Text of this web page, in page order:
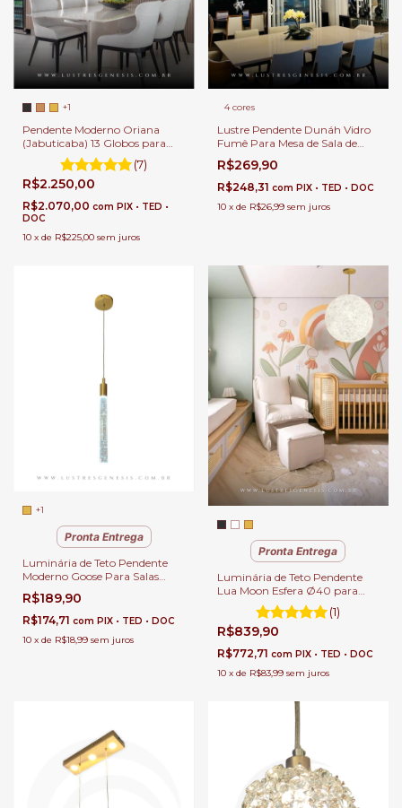
+1
Pendente Moderno Oriana
(Jabuticaba) 13 Globos para
Sala de Jantar e Ambientes
Gourmet
(7)
R$2.250,00
R$2.070,00 com PIX • TED •
DOC
10 x de R$225,00 sem juros
4 cores
Lustre Pendente Dunáh Vidro
Fumê Para Mesa de Sala de
Jantar.
R$269,90
R$248,31 com PIX • TED • DOC
10 x de R$26,99 sem juros
+1
Pronta Entrega
Luminária de Teto Pendente
Moderno Goose Para Salas
Lavabos Balcão e Cabeceira de
Cama
R$189,90
R$174,71 com PIX • TED • DOC
10 x de R$18,99 sem juros
Pronta Entrega
Luminária de Teto Pendente
Lua Moon Esfera Ø40 para
Quartos, Sala de Jantar e Sala
de Estar.
(1)
R$839,90
R$772,71 com PIX • TED • DOC
10 x de R$83,99 sem juros